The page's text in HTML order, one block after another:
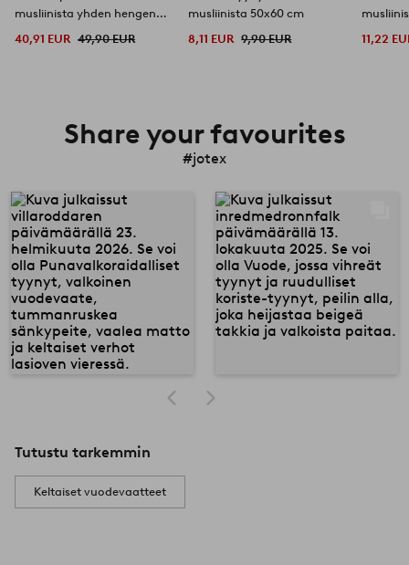
musliinista yhden hengen
40,91 EUR 49,90 EUR
musliinista 50x60 cm
8,11 EUR 9,90 EUR
11,22
Share your favourites
#jotex
Tutustu tarkemmin
Keltaiset vuodevaatteet